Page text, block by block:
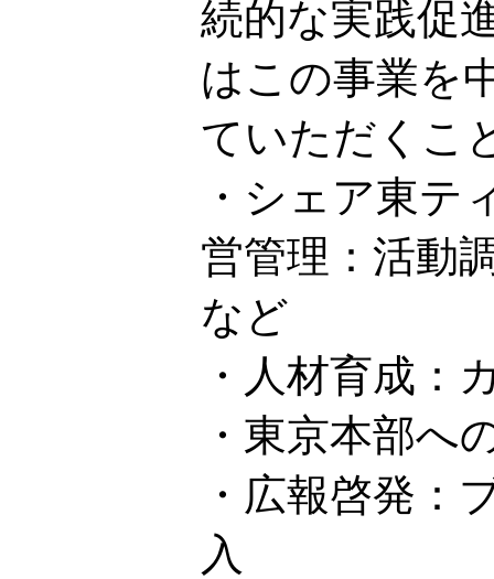
続的な実践促
はこの事業を
ていただくこ
・シェア東テ
営管理：活動
など
・人材育成：
・東京本部へ
・広報啓発：
入